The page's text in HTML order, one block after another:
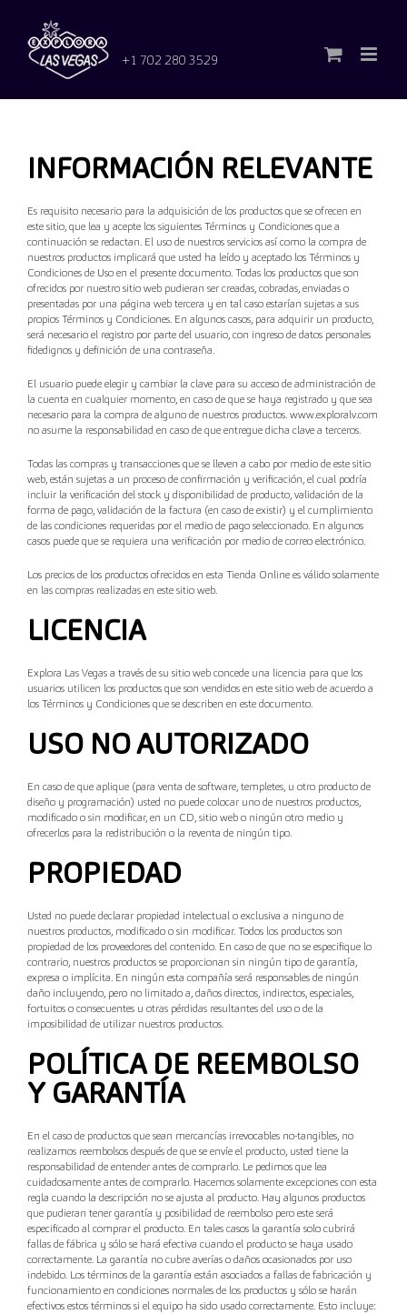
contenido
+1 702 280 3529
INFORMACIÓN RELEVANTE
Es requisito necesario para la adquisición de los productos que se ofrecen en
este sitio, que lea y acepte los siguientes Términos y Condiciones que a
continuación se redactan. El uso de nuestros servicios así como la compra de
nuestros productos implicará que usted ha leído y aceptado los Términos y
Condiciones de Uso en el presente documento. Todas los productos que son
ofrecidos por nuestro sitio web pudieran ser creadas, cobradas, enviadas o
presentadas por una página web tercera y en tal caso estarían sujetas a sus
propios Términos y Condiciones. En algunos casos, para adquirir un producto,
será necesario el registro por parte del usuario, con ingreso de datos personales
fidedignos y definición de una contraseña.
El usuario puede elegir y cambiar la clave para su acceso de administración de
la cuenta en cualquier momento, en caso de que se haya registrado y que sea
necesario para la compra de alguno de nuestros productos. www.exploralv.com
no asume la responsabilidad en caso de que entregue dicha clave a terceros.
Todas las compras y transacciones que se lleven a cabo por medio de este sitio
web, están sujetas a un proceso de confirmación y verificación, el cual podría
incluir la verificación del stock y disponibilidad de producto, validación de la
forma de pago, validación de la factura (en caso de existir) y el cumplimiento
de las condiciones requeridas por el medio de pago seleccionado. En algunos
casos puede que se requiera una verificación por medio de correo electrónico.
Los precios de los productos ofrecidos en esta Tienda Online es válido solamente
en las compras realizadas en este sitio web.
LICENCIA
Explora Las Vegas a través de su sitio web concede una licencia para que los
usuarios utilicen los productos que son vendidos en este sitio web de acuerdo a
los Términos y Condiciones que se describen en este documento.
USO NO AUTORIZADO
En caso de que aplique (para venta de software, templetes, u otro producto de
diseño y programación) usted no puede colocar uno de nuestros productos,
modificado o sin modificar, en un CD, sitio web o ningún otro medio y
ofrecerlos para la redistribución o la reventa de ningún tipo.
PROPIEDAD
Usted no puede declarar propiedad intelectual o exclusiva a ninguno de
nuestros productos, modificado o sin modificar. Todos los productos son
propiedad de los proveedores del contenido. En caso de que no se especifique lo
contrario, nuestros productos se proporcionan sin ningún tipo de garantía,
expresa o implícita. En ningún esta compañía será responsables de ningún
daño incluyendo, pero no limitado a, daños directos, indirectos, especiales,
fortuitos o consecuentes u otras pérdidas resultantes del uso o de la
imposibilidad de utilizar nuestros productos.
POLÍTICA DE REEMBOLSO
Y GARANTÍA
En el caso de productos que sean mercancías irrevocables no-tangibles, no
realizamos reembolsos después de que se envíe el producto, usted tiene la
responsabilidad de entender antes de comprarlo. Le pedimos que lea
cuidadosamente antes de comprarlo. Hacemos solamente excepciones con esta
regla cuando la descripción no se ajusta al producto. Hay algunos productos
que pudieran tener garantía y posibilidad de reembolso pero este será
especificado al comprar el producto. En tales casos la garantía solo cubrirá
fallas de fábrica y sólo se hará efectiva cuando el producto se haya usado
correctamente. La garantía no cubre averías o daños ocasionados por uso
indebido. Los términos de la garantía están asociados a fallas de fabricación y
funcionamiento en condiciones normales de los productos y sólo se harán
efectivos estos términos si el equipo ha sido usado correctamente. Esto incluye: